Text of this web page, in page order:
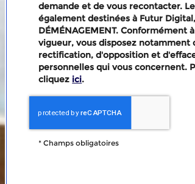
demande et de vous recontacter.
également destinées à Futur
DÉMÉNAGEMENT. Conformément
vigueur, vous disposez notamment
rectification, d'opposition et
personnelles qui vous concernent.
cliquez ici.
*Champs obligatoires